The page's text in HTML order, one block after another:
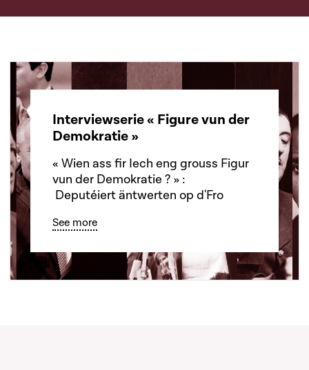
Interviewserie « Figure vun der
Demokratie »
« Wien ass fir Iech eng grouss Figur
vun der Demokratie ? » :
Deputéiert äntwerten op d'Fro
See more